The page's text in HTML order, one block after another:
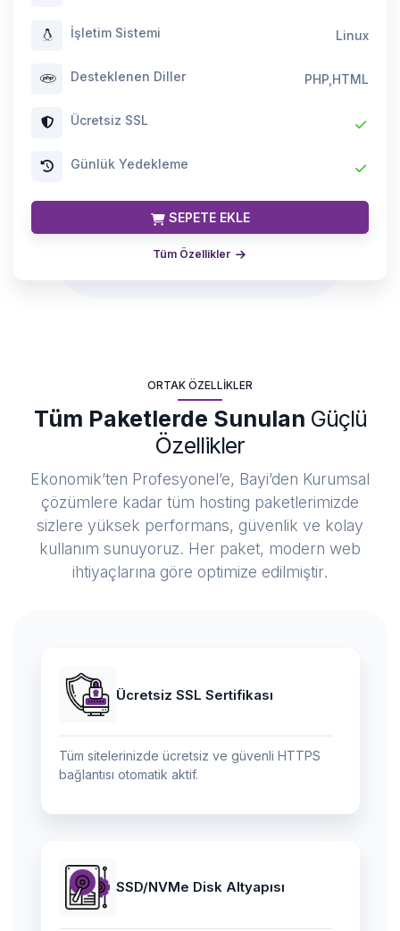
İşletim Sistemi Linux
Desteklenen Diller PHP,HTML
Ücretsiz SSL
Günlük Yedekleme
SEPETE EKLE
Tüm Özellikler
ORTAK ÖZELLIKLER
Tüm Paketlerde Sunulan Güçlü
Özellikler
Ekonomik’ten Profesyonel’e, Bayi’den Kurumsal
çözümlere kadar tüm hosting paketlerimizde
sizlere yüksek performans, güvenlik ve kolay
kullanım sunuyoruz. Her paket, modern web
ihtiyaçlarına göre optimize edilmiştir.
Ücretsiz SSL Sertifikası
Tüm sitelerinizde ücretsiz ve güvenli HTTPS
bağlantısı otomatik aktif.
SSD/NVMe Disk Altyapısı